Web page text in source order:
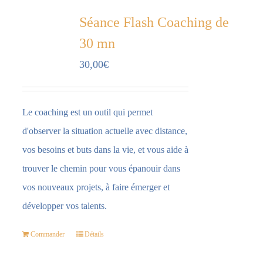
Séance Flash Coaching de
30 mn
30,00€
Le coaching est un outil qui permet
d'observer la situation actuelle avec distance,
vos besoins et buts dans la vie, et vous aide à
trouver le chemin pour vous épanouir dans
vos nouveaux projets, à faire émerger et
développer vos talents.
Commander Détails